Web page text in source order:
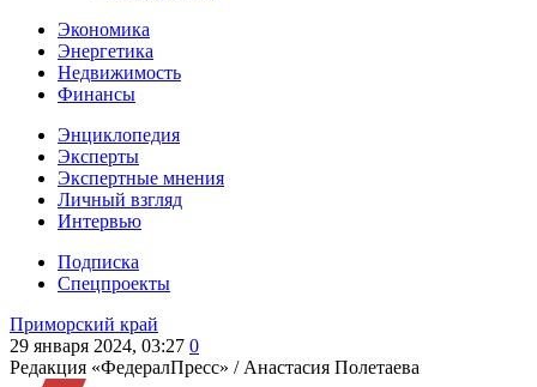
Экономика
Энергетика
Недвижимость
Финансы
Энциклопедия
Эксперты
Экспертные мнения
Личный взгляд
Интервью
Подписка
Спецпроекты
Приморский край
29 января 2024, 03:27 0
Редакция «ФедералПресс» / Анастасия Полетаева